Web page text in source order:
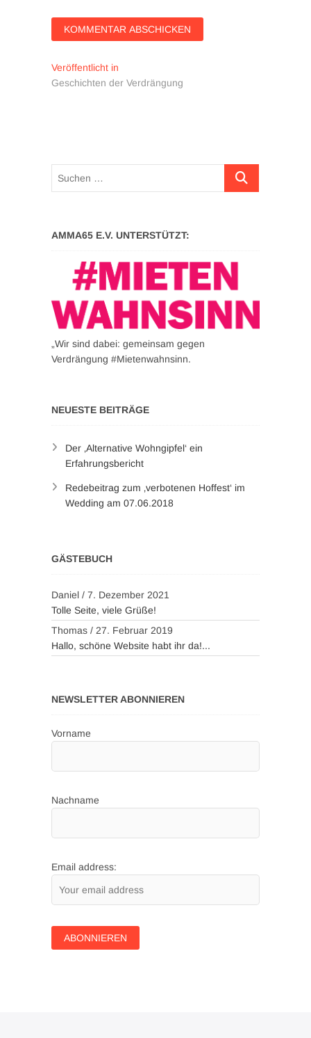
Beitragsnavigation
Veröffentlicht in
Geschichten der Verdrängung
Suchen …
AMMA65 E.V. UNTERSTÜTZT:
„Wir sind dabei: gemeinsam gegen
Verdrängung #Mietenwahnsinn.
NEUESTE BEITRÄGE
Der ‚Alternative Wohngipfel‘ ein
Erfahrungsbericht
Redebeitrag zum ‚verbotenen Hoffest‘ im
Wedding am 07.06.2018
GÄSTEBUCH
Daniel / 7. Dezember 2021
Tolle Seite, viele Grüße!
Thomas / 27. Februar 2019
Hallo, schöne Website habt ihr da!...
NEWSLETTER ABONNIEREN
Vorname
Nachname
Email address: